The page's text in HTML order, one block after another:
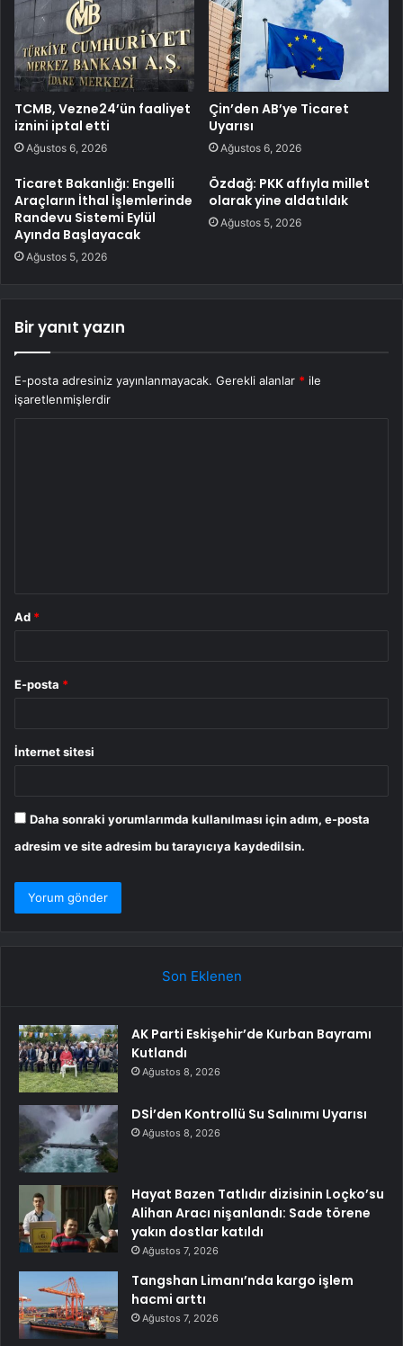
TCMB, Vezne24’ün faaliyet
iznini iptal etti
Ağustos 6, 2026
Çin’den AB’ye Ticaret
Uyarısı
Ağustos 6, 2026
Ticaret Bakanlığı: Engelli
Araçların İthal İşlemlerinde
Randevu Sistemi Eylül
Ayında Başlayacak
Ağustos 5, 2026
Özdağ: PKK affıyla millet
olarak yine aldatıldık
Ağustos 5, 2026
Bir yanıt yazın
E-posta adresiniz yayınlanmayacak. Gerekli alanlar * ile
işaretlenmişlerdir
Ad *
E-posta *
İnternet sitesi
Daha sonraki yorumlarımda kullanılması için adım, e-posta
adresim ve site adresim bu tarayıcıya kaydedilsin.
Son Eklenen
AK Parti Eskişehir’de Kurban Bayramı
Kutlandı
Ağustos 8, 2026
DSİ’den Kontrollü Su Salınımı Uyarısı
Ağustos 8, 2026
Hayat Bazen Tatlıdır dizisinin Loçko’su
Alihan Aracı nişanlandı: Sade törene
yakın dostlar katıldı
Ağustos 7, 2026
Tangshan Limanı’nda kargo işlem
hacmi arttı
Ağustos 7, 2026